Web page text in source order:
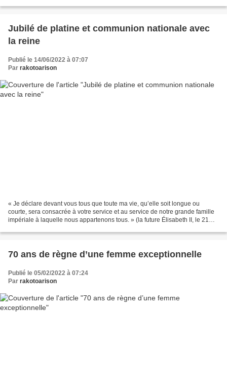
Jubilé de platine et communion nationale avec
la reine
Publié le 14/06/2022 à 07:07
Par rakotoarison
« Je déclare devant vous tous que toute ma vie, qu’elle soit longue ou
courte, sera consacrée à votre service et au service de notre grande famille
impériale à laquelle nous appartenons tous. » (la future Élisabeth II, le 21
70 ans de règne d’une femme exceptionnelle
Publié le 05/02/2022 à 07:24
Par rakotoarison